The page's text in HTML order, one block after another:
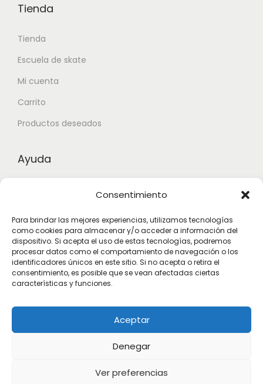
Consentimiento
Para brindar las mejores experiencias, utilizamos tecnologías
como cookies para almacenar y/o acceder a información del
dispositivo. Si acepta el uso de estas tecnologías, podremos
procesar datos como el comportamiento de navegación o los
identificadores únicos en este sitio. Si no acepta o retira el
consentimiento, es posible que se vean afectadas ciertas
características y funciones.
Aceptar
Denegar
Ver preferencias
Tienda
Tienda
Escuela de skate
Mi cuenta
Carrito
Productos deseados
Ayuda
Términos y condiciones
Suscribete